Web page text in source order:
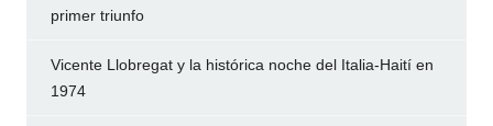
primer triunfo
Vicente Llobregat y la histórica noche del Italia-Haití en
1974